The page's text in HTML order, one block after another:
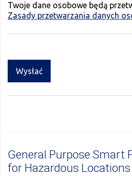
Twoje dane osobowe będą
Zasady przetwarzania danych
Wysłać
General Purpose Smart
for Hazardous Locations